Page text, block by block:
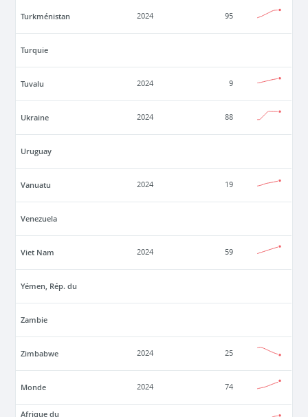
Turkménistan 2024 95
Turquie
Tuvalu 2024 9
Ukraine 2024 88
Uruguay
Vanuatu 2024 19
Venezuela
Viet Nam 2024 59
Yémen, Rép. du
Zambie
Zimbabwe 2024 25
Monde 2024 74
Afrique du